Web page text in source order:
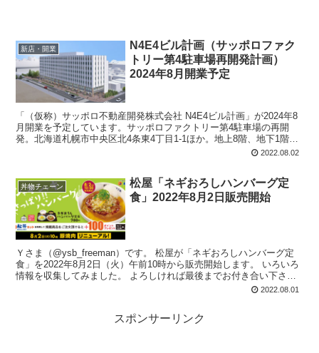
新店・開業
N4E4ビル計画（サッポロファク
トリー第4駐車場再開発計画）
2024年8月開業予定
「（仮称）サッポロ不動産開発株式会社 N4E4ビル計画」が2024年8
月開業を予定しています。サッポロファクトリー第4駐車場の再開
発。北海道札幌市中央区北4条東4丁目1-1ほか。地上8階、地下1階建
て。敷地面積：4,506.81平方メートル。延床面積：14,335.82平方メ
2022.08.02
丼物チェーン
松屋「ネギおろしハンバーグ定
食」2022年8月2日販売開始
Ｙさま（@ysb_freeman）です。 松屋が「ネギおろしハンバーグ定
食」を2022年8月2日（火）午前10時から販売開始します。 いろいろ
情報を収集してみました。 よろしければ最後までお付き合い下さ
2022.08.01
スポンサーリンク